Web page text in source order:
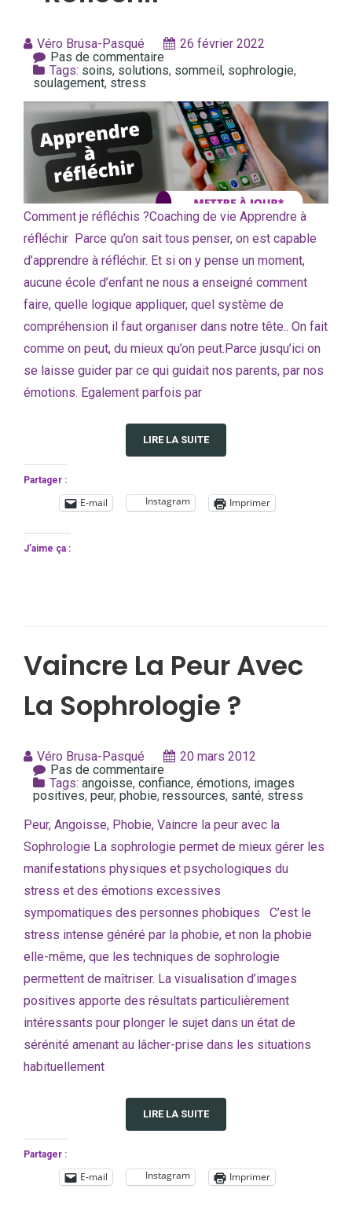
Véro Brusa-Pasqué
26 février 2022
Pas de commentaire
Tags: soins, solutions, sommeil , sophrologie,
soulagement, stress
Comment je réfléchis ?Coaching de vie Apprendre à
réfléchir Parce qu’on sait tous penser, on est capable
d’apprendre à réfléchir. Et si on y pense un moment,
aucune école d’enfant ne nous a enseigné comment
faire, quelle logique appliquer, quel système de
compréhension il faut organiser dans notre tête.. On fait
comme on peut, du mieux qu’on peut.Parce jusqu’ici on
se laisse guider par ce qui guidait nos parents, par nos
émotions. Egalement parfois par
LIRE LA SUITE
Partager :
E-mail Instagram Imprimer
J’aime ça :
Vaincre La Peur Avec
La Sophrologie ?
Véro Brusa-Pasqué
20 mars 2012
Pas de commentaire
Tags: angoisse, confiance, émotions, images
positives, peur, phobie, ressources, santé, stress
Peur, Angoisse, Phobie, Vaincre la peur avec la
Sophrologie La sophrologie permet de mieux gérer les
manifestations physiques et psychologiques du
stress et des émotions excessives
sympomatiques des personnes phobiques C’est le
stress intense généré par la phobie, et non la phobie
elle-même, que les techniques de sophrologie
permettent de maîtriser. La visualisation d’images
positives apporte des résultats particulièrement
intéressants pour plonger le sujet dans un état de
sérénité amenant au lâcher-prise dans les situations
habituellement
LIRE LA SUITE
Partager :
E-mail Instagram Imprimer